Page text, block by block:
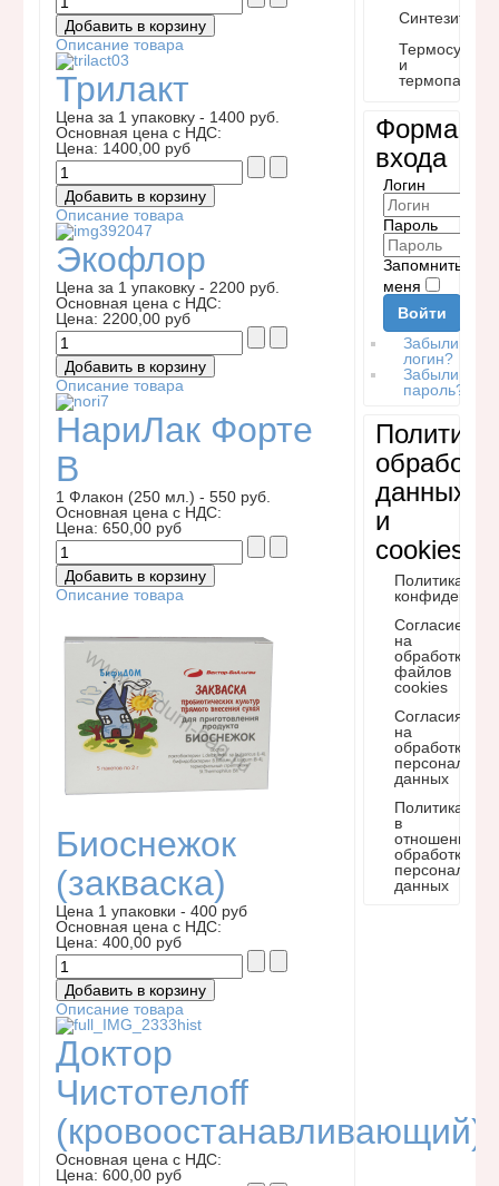
Описание товара
Трилакт
Цена за 1 упаковку - 1400 руб.
Основная цена с НДС:
Цена: 1400,00 руб
Описание товара
Экофлор
Цена за 1 упаковку - 2200 руб.
Основная цена с НДС:
Цена: 2200,00 руб
Описание товара
НариЛак Форте
В
1 Флакон (250 мл.) - 550 руб.
Основная цена с НДС:
Цена: 650,00 руб
Описание товара
Биоснежок
(закваска)
Цена 1 упаковки - 400 руб
Основная цена с НДС:
Цена: 400,00 руб
Описание товара
Доктор
Чистотелоff
(кровоостанавливающий)
Основная цена с НДС:
Цена: 600,00 руб
Синтезит
Термосумки
и
термопакеты
Форма
входа
Логин
Пароль
Запомнить
меня
Войти
Забыли
логин?
Забыли
пароль?
Политики
данных
и
cookies
Политика
Согласие
на
обработку
файлов
cookies
Согласия
на
обработку
персональных
данных
Политика
в
отношении
обработки
персональных
данных